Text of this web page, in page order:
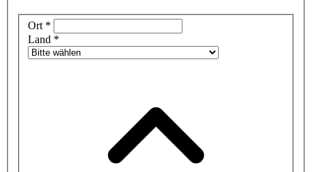
Ort *
Land *